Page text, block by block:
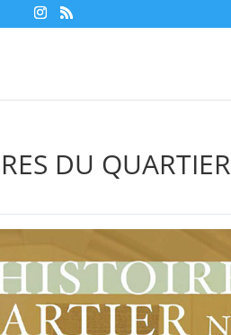
DU QUARTIER